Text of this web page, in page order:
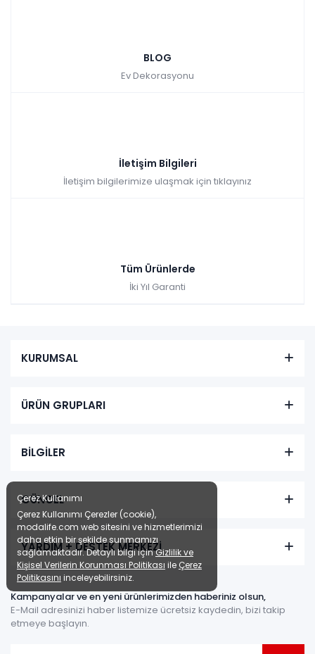
BLOG
Ev Dekorasyonu
İletişim Bilgileri
İletişim bilgilerimize ulaşmak için tıklayınız
Tüm Ürünlerde
İki Yıl Garanti
KURUMSAL
ÜRÜN GRUPLARI
BİLGİLER
GÜNCEL
YARDIM + DESTEK MERKEZİ
Kampanyalar ve en yeni ürünlerimizden haberiniz olsun,
E-Mail adresinizi haber listemize ücretsiz kaydedin, bizi takip
etmeye başlayın.
Çerez Kullanımı
Çerez Kullanımı Çerezler (cookie),
modalife.com web sitesini ve hizmetlerimizi
daha etkin bir şekilde sunmamızı
sağlamaktadır. Detaylı bilgi içinGizlilik ve
Kişisel Verilerin Korunması Politikası ile Çerez
Politikasını inceleyebilirsiniz.